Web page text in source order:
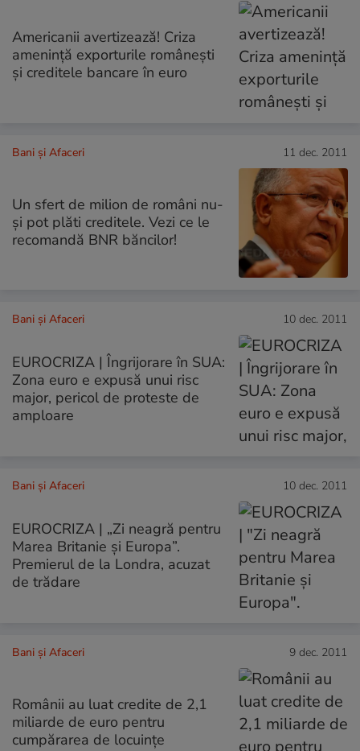
Americanii avertizează! Criza
ameninţă exporturile româneşti
şi creditele bancare în euro
Bani și Afaceri 11 dec. 2011
Un sfert de milion de români nu-
și pot plăti creditele. Vezi ce le
recomandă BNR băncilor!
Bani și Afaceri 10 dec. 2011
EUROCRIZA | Îngrijorare în SUA:
Zona euro e expusă unui risc
major, pericol de proteste de
amploare
Bani și Afaceri 10 dec. 2011
EUROCRIZA | „Zi neagră pentru
Marea Britanie şi Europa”.
Premierul de la Londra, acuzat
de trădare
Bani și Afaceri 9 dec. 2011
Românii au luat credite de 2,1
miliarde de euro pentru
cumpărarea de locuinţe